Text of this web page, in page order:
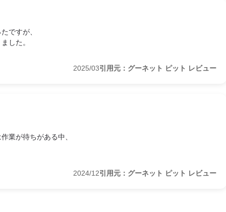
ですが、
した。
2025/03引用元：グーネット ピット レビュー
業が待ちがある中、
2024/12引用元：グーネット ピット レビュー